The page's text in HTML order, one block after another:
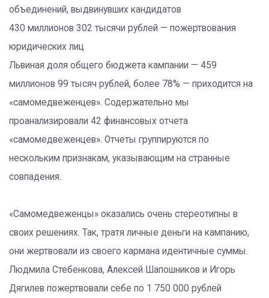
объединений, вы­двинувших кандидатов
430 миллионов 302 тысячи руб­лей — пожертвования
юридических лиц
Львиная доля общего бюджета кампании — 459
миллионов 99 тысяч рублей, более 78% — приходится на
«самомедвеженцев». Содержательно мы
проанализировали 42 финансовых отчета
«самомедвеженцев». Отчеты группируются по
нескольким признакам, указывающим на странные
совпадения.
«Самомедвеженцы» оказались очень стереотипны в
своих решениях. Так, тратя личные деньги на кампанию,
они жертвовали из своего кармана идентичные суммы.
Людмила Стебенкова, Алексей Шапошников и Игорь
Дягилев пожертвовали себе по 1 750 000 рублей